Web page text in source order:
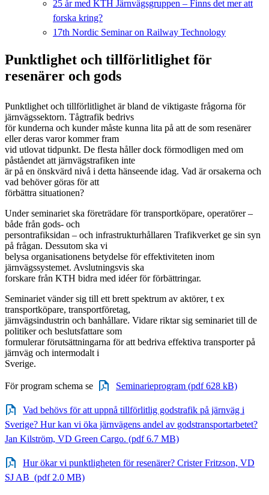
25 år med KTH Järnvägsgruppen – Finns det mer att
forska kring?
17th Nordic Seminar on Railway Technology
Punktlighet och tillförlitlighet för
resenärer och gods
Punktlighet och tillförlitlighet är bland de viktigaste frågorna för
järnvägssektorn. Tågtrafik bedrivs
för kunderna och kunder måste kunna lita på att de som resenärer
eller deras varor kommer fram
vid utlovat tidpunkt. De flesta håller dock förmodligen med om
påståendet att järnvägstrafiken inte
är på en önskvärd nivå i detta hänseende idag. Vad är orsakerna och
vad behöver göras för att
förbättra situationen?
Under seminariet ska företrädare för transportköpare, operatörer –
både från gods- och
persontrafiksidan – och infrastrukturhållaren Trafikverket ge sin syn
på frågan. Dessutom ska vi
belysa organisationens betydelse för effektiviteten inom
järnvägssystemet. Avslutningsvis ska
forskare från KTH bidra med idéer för förbättringar.
Seminariet vänder sig till ett brett spektrum av aktörer, t ex
transportköpare, transportföretag,
järnvägsindustrin och banhållare. Vidare riktar sig seminariet till de
politiker och beslutsfattare som
formulerar förutsättningarna för att bedriva effektiva transporter på
järnväg och intermodalt i
Sverige.
För program schema se Seminarieprogram (pdf 628 kB)
Vad behövs för att uppnå tillförlitlig godstrafik på järnväg i
Sverige? Hur kan vi öka järnvägens andel av godstransportarbetet?
Jan Kilström, VD Green Cargo. (pdf 6.7 MB)
Hur ökar vi punktligheten för resenärer? Crister Fritzson, VD
SJ AB (pdf 2.0 MB)